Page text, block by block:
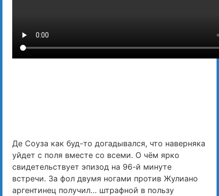
Де Соуза как буд-то догадывался, что наверняка
уйдет с поля вместе со всеми. О чём ярко
свидетельствует эпизод на 96-й минуте
встречи. За фол двумя ногами против Жулиано
аргентинец получил… штрафной в пользу